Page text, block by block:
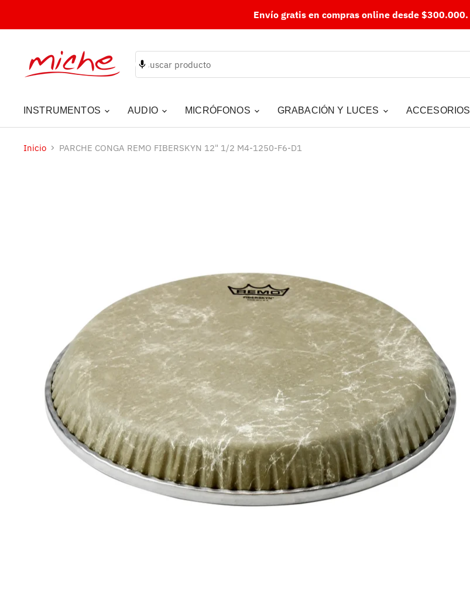
Envío gratis en compras online desde $300.000.
INSTRUMENTOS AUDIO MICRÓFONOS GRABACIÓN Y LUCES ACCESORIOS
Inicio PARCHE CONGA REMO FIBERSKYN 12" 1/2 M4-1250-F6-D1